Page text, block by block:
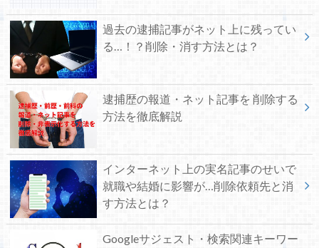
過去の逮捕記事がネット上に残ってい
る…！？削除・消す方法とは？
逮捕歴の報道・ネット記事を 削除する
方法を徹底解説
インターネット上の実名記事のせいで
就職や結婚に影響が…削除依頼先と消
す方法とは？
Googleサジェスト・検索関連キーワー